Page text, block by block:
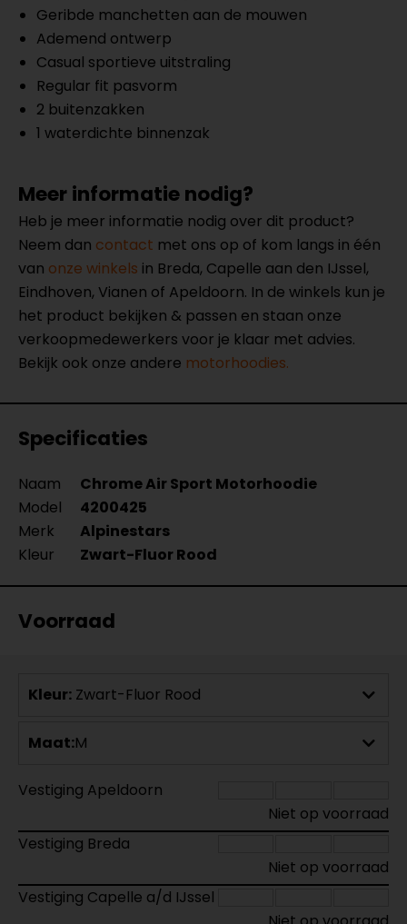
Geribde manchetten aan de mouwen
Ademend ontwerp
Casual sportieve uitstraling
Regular fit pasvorm
2 buitenzakken
1 waterdichte binnenzak
Meer informatie nodig?
Heb je meer informatie nodig over dit product?
Neem dan contact met ons op of kom langs in één
van onze winkels in Breda, Capelle aan den IJssel,
Eindhoven, Vianen of Apeldoorn. In de winkels kun je
het product bekijken & passen en staan onze
verkoopmedewerkers voor je klaar met advies.
Bekijk ook onze andere motorhoodies.
Specificaties
Naam
Chrome Air Sport Motorhoodie
Model
4200425
Merk
Alpinestars
Kleur
Zwart-Fluor Rood
Voorraad
Kleur: Zwart-Fluor Rood
Maat:M
Vestiging Apeldoorn
Niet op voorraad
Vestiging Breda
Niet op voorraad
Vestiging Capelle a/d IJssel